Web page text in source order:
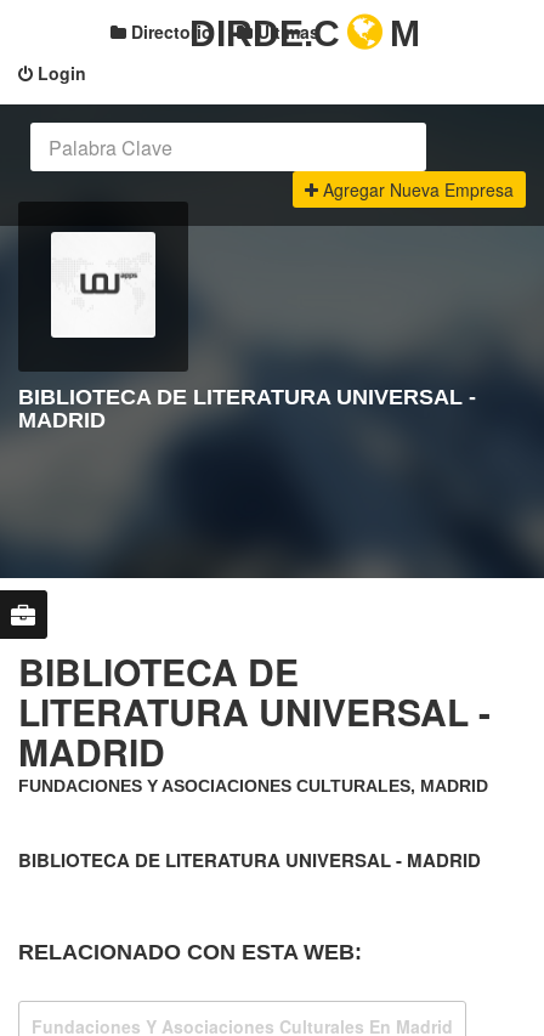
Login
Directorio Últimas
DIRDE.C M
Agregar Nueva Empresa
BIBLIOTECA DE LITERATURA UNIVERSAL -
MADRID
BIBLIOTECA DE
LITERATURA UNIVERSAL -
MADRID
FUNDACIONES Y ASOCIACIONES CULTURALES, MADRID
BIBLIOTECA DE LITERATURA UNIVERSAL - MADRID
RELACIONADO CON ESTA WEB:
Fundaciones Y Asociaciones Culturales En Madrid